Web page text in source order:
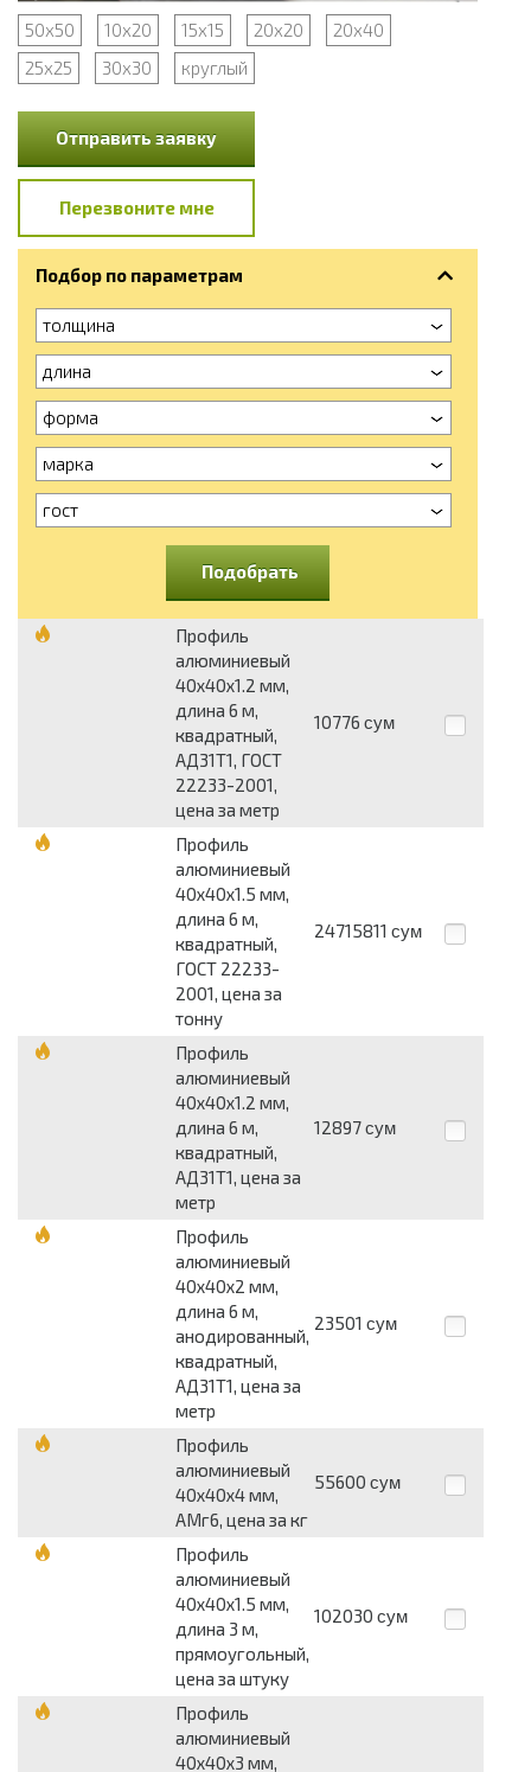
50х50 10х20 15х15 20х20
20х40
25х25
30х30 круглый
Отправить заявку
Перезвоните мне
Подбор по параметрам
толщина
длина
форма
марка
гост
Подобрать
Профиль
алюминиевый
40х40х1.2 мм,
длина 6 м,
квадратный,
АД31Т1, ГОСТ
22233-2001,
цена за метр
10776 сум
Профиль
алюминиевый
40х40х1.5 мм,
длина 6 м,
квадратный,
ГОСТ 22233-
2001, цена за
тонну
24715811 сум
Профиль
алюминиевый
40х40х1.2 мм,
длина 6 м,
квадратный,
АД31Т1, цена за
метр
12897 сум
Профиль
алюминиевый
40х40х2 мм,
длина 6 м,
анодированный,
квадратный,
АД31Т1, цена за
метр
23501 сум
Профиль
алюминиевый
40х40х4 мм,
АМг6, цена за кг
55600 сум
Профиль
алюминиевый
40х40х1.5 мм,
длина 3 м,
прямоугольный,
цена за штуку
102030 сум
Профиль
алюминиевый
40х40х3 мм,